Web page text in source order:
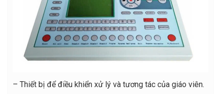
– Thiết bị để điều khiển xử lý và tương tác của giáo viên.